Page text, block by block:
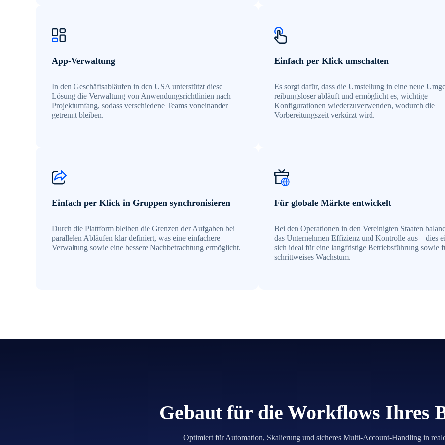
App-Verwaltung
In den Geschäftsabläufen in den USA unterstützt diese
Lösung die Verwaltung von Anwendungsrichtlinien nach
Projektumfang, sodass verschiedene Teams voneinander
getrennt bleiben.
Einfach per Klick umschalten
Es sorgt dafür, dass die Umstellung in eine neue
reibungsloser abläuft und ermöglicht es, wichtige
Konfigurationen wiederzuverwenden, wodurch die
Vorbereitungszeit verkürzt wird.
Einfach per Klick in Gruppen synchronisieren
Durch die Plattform bleiben die Grenzen der Aufgaben bei
parallelen Abläufen klar definiert, was eine einfachere
Verwaltung sowie eine bessere Nachbetrachtung ermöglicht.
Für globale Märkte entwickelt
Bei den Operationen in den Vereinigten Staaten
das Unternehmen Effizienz und Kontrolle aus – dies
sich ideal für eine langfristige Betriebsführung sowie
schrittweises Wachstum.
Gebaut für die Workflows Ihres
Optimiert für Automation, Skalierung und sicheres Multi-Account-Handling in